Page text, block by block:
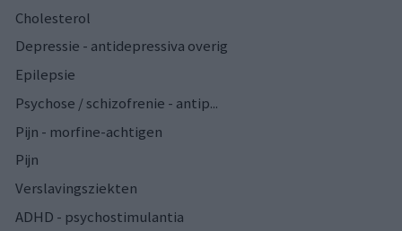
Cholesterol
Depressie - antidepressiva overig
Epilepsie
Psychose / schizofrenie - antip...
Pijn - morfine-achtigen
Pijn
Verslavingsziekten
ADHD - psychostimulantia